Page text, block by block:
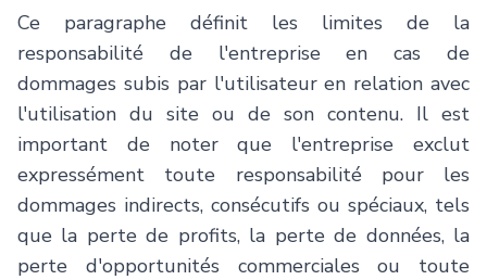
Ce paragraphe définit les limites de la
responsabilité de l'entreprise en cas de
dommages subis par l'utilisateur en relation avec
l'utilisation du site ou de son contenu. Il est
important de noter que l'entreprise exclut
expressément toute responsabilité pour les
dommages indirects, consécutifs ou spéciaux, tels
que la perte de profits, la perte de données, la
perte d'opportunités commerciales ou toute